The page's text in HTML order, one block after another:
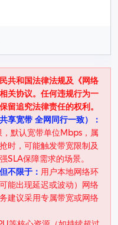
共和国法律法规及《网络
关协议。任何违规行为一
留追究法律责任的权利。
享宽带 全网同行一致）：
默认宽带单位Mbps，属
时，可能触发带宽限制及
SLA保障需求的场景。
不限于： 用户本地网络环
能出现延迟或波动）网络
建议采用专属带宽或网络